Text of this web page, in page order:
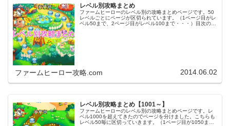
レベル別攻略まとめ
ファームヒーローのレベル別の攻略まとめページです。50
レベルごとにページが区切られています。（1ページ目がレ
ベル50まで、2ページ目がレベル100まで・・・）目次のリ
ファームヒーロー攻略.com 2014.06.02
レベル別攻略まとめ【1001～】
ファームヒーローのレベル別の攻略まとめページです。レ
ベル1000を超えてきたのでページを分けました。こちらも
レベル50毎に区切っていきます。（1ページ目が1050ま